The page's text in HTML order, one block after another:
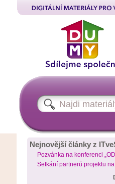
Nejnovější články z
Pozvánka na konferenci
Setkání partnerů projektu